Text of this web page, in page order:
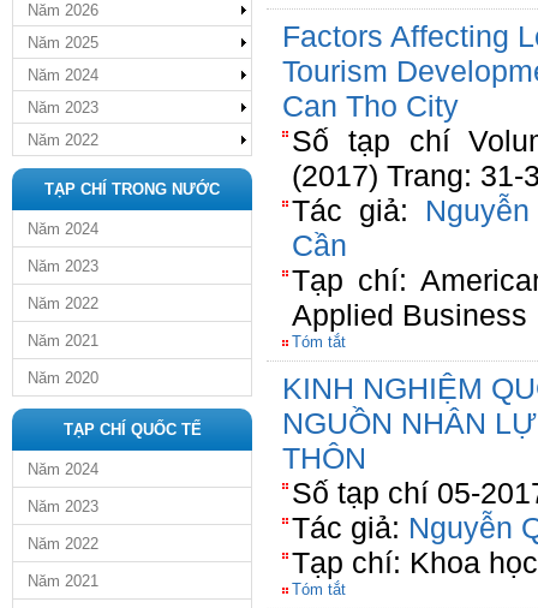
Năm 2026
Năm 2025
Năm 2024
Năm 2023
Năm 2022
TẠP CHÍ TRONG NƯỚC
Năm 2024
Năm 2023
Năm 2022
Năm 2021
Năm 2020
TẠP CHÍ QUỐC TẾ
Năm 2024
Năm 2023
Năm 2022
Năm 2021
Factors Affecting
Tourism
Can Tho City
Số tạp chí
(2017) Trang: 31-
Tác giả:
Cần
Tạp chí:
Applied Business
Tóm tắt
KINH NGHIỆM
NGUỒN NHÂN
THÔN
Số tạp chí 05-
Tác giả: Nguyễn
Tạp chí: Khoa
Tóm tắt